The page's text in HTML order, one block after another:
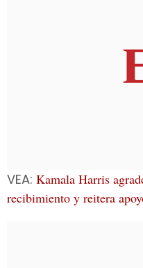
VEA: Kamala Harris
recibimiento y reitera